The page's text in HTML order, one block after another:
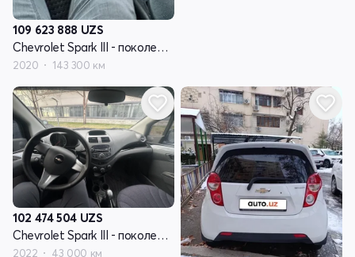
109 623 888 UZS
Chevrolet Spark III - поколение
2020 143 300 км
102 474 504 UZS
Chevrolet Spark III - поколение
2022 43 000 км